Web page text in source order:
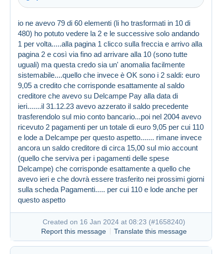
Created on 16 Jan 2024 at 07:46 #1658178
io ne avevo 79 di 60 elementi (li ho trasformati in 10 di
480) ho potuto vedere la 2 e le successive solo andando
1 per volta.....alla pagina 1 clicco sulla freccia e arrivo alla
pagina 2 e così via fino ad arrivare alla 10 (sono tutte
uguali) ma questa credo sia un' anomalia facilmente
sistemabile....quello che invece è OK sono i 2 saldi: euro
9,05 a credito che corrisponde esattamente al saldo
creditore che avevo su Delcampe Pay alla data di
ieri.......il 31.12.23 avevo azzerato il saldo precedente
trasferendolo sul mio conto bancario...poi nel 2004 avevo
ricevuto 2 pagamenti per un totale di euro 9,05 per cui 110
e lode a Delcampe per questo aspetto....... rimane invece
ancora un saldo creditore di circa 15,00 sul mio account
(quello che serviva per i pagamenti delle spese
Delcampe) che corrisponde esattamente a quello che
avevo ieri e che dovrà essere trasferito nei prossimi giorni
sulla scheda Pagamenti..... per cui 110 e lode anche per
questo aspetto
Created on 16 Jan 2024 at 08:23 (#1658240)
Report this message
Translate this message